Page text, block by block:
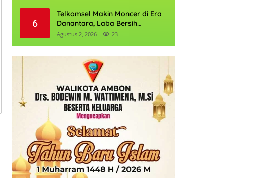
6
Telkomsel Makin Moncer di Era
Danantara, Laba Bersih
Semester I 2026 Tembus Rp10,4
Agustus 2, 2026 23